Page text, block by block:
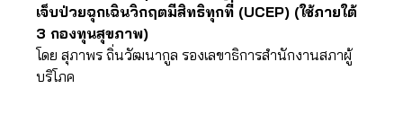
เจ็บป่วยฉุกเฉินวิกฤตมีสิทธิทุกที่ (UCEP) (ใช้ภายใต้
3 กองทุนสุขภาพ)
โดย สุภาพร ถิ่นวัฒนากูล รองเลขาธิการสำนักงานสภาผู้
บริโภค